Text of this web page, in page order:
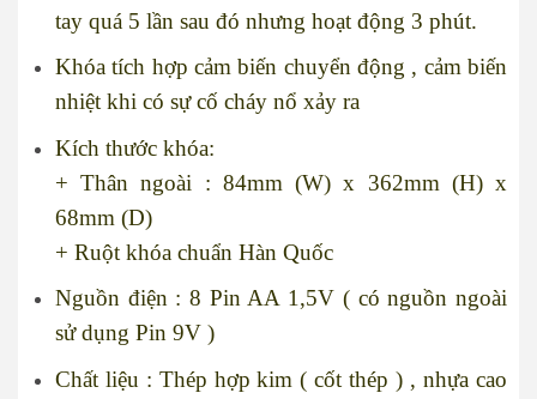
tay quá 5 lần sau đó nhưng hoạt động 3 phút.
Khóa tích hợp cảm biến chuyển động , cảm biến
nhiệt khi có sự cố cháy nổ xảy ra
Kích thước khóa:
+ Thân ngoài : 84mm (W) x 362mm (H) x
68mm (D)
+ Ruột khóa chuẩn Hàn Quốc
Nguồn điện : 8 Pin AA 1,5V ( có nguồn ngoài
sử dụng Pin 9V )
Chất liệu : Thép hợp kim ( cốt thép ) , nhựa cao